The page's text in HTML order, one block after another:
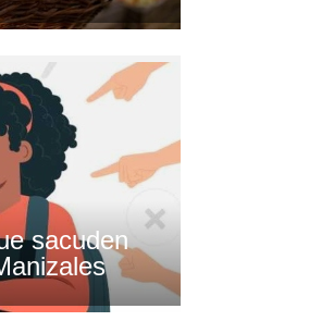
sacuden